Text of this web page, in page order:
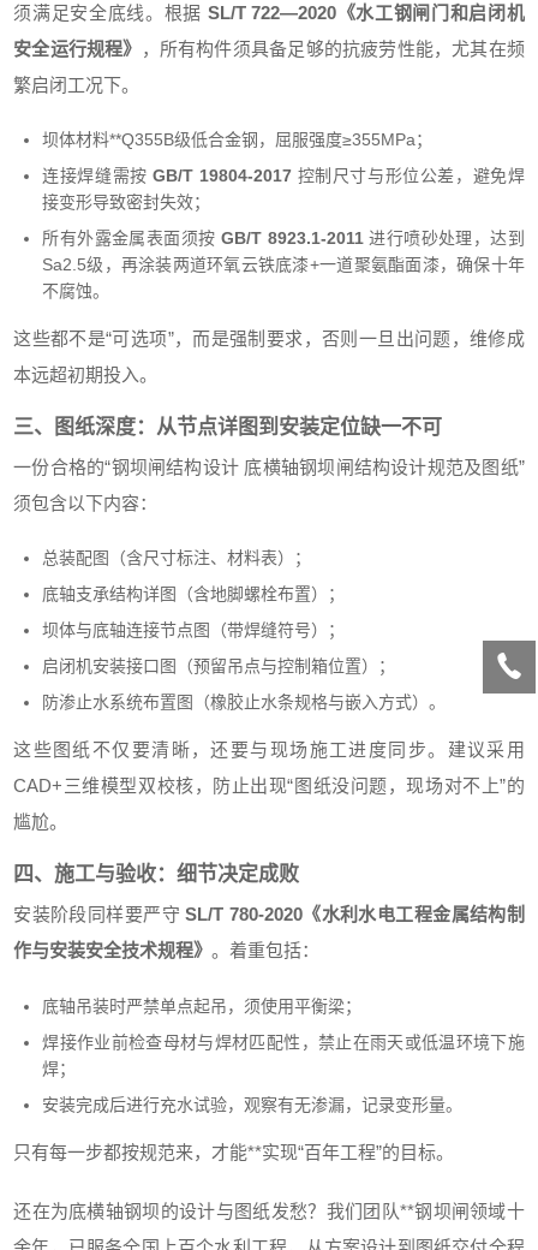
须满足安全底线。根据 SL/T 722—2020《水工钢闸门和启闭机
安全运行规程》 ，所有构件须具备足够的抗疲劳性能，尤其在频
繁启闭工况下。
坝体材料**Q355B级低合金钢，屈服强度≥355MPa；
连接焊缝需按GB/T 19804-2017 控制尺寸与形位公差，避免焊
接变形导致密封失效；
所有外露金属表面须按GB/T 8923.1-2011进行喷砂处理，达到
Sa2.5级，再涂装两道环氧云铁底漆+一道聚氨酯面漆，确保十年
不腐蚀。
这些都不是“可选项”，而是强制要求，否则一旦出问题，维修成
本远超初期投入。
三、图纸深度：从节点详图到安装定位缺一不可
一份合格的“钢坝闸结构设计 底横轴钢坝闸结构设计规范及图纸”
须包含以下内容：
总装配图（含尺寸标注、材料表）；
底轴支承结构详图（含地脚螺栓布置）；
坝体与底轴连接节点图（带焊缝符号）；
启闭机安装接口图（预留吊点与控制箱位置）；
防渗止水系统布置图（橡胶止水条规格与嵌入方式）。
这些图纸不仅要清晰，还要与现场施工进度同步。建议采用
CAD+三维模型双校核，防止出现“图纸没问题，现场对不上”的
尴尬。
四、施工与验收：细节决定成败
安装阶段同样要严守SL/T 780-2020《水利水电工程金属结构制
作与安装安全技术规程》。着重包括：
底轴吊装时严禁单点起吊，须使用平衡梁；
焊接作业前检查母材与焊材匹配性，禁止在雨天或低温环境下施
焊；
安装完成后进行充水试验，观察有无渗漏，记录变形量。
只有每一步都按规范来，才能**实现“百年工程”的目标。
还在为底横轴钢坝的设计与图纸发愁？我们团队**钢坝闸领域十